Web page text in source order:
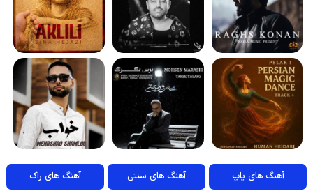
آهنگ های پاپ آهنگ های سنتی آهنگ های راک